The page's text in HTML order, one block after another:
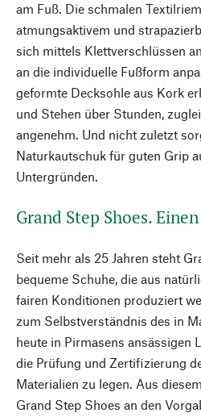
am Fuß. Die schmalen
atmungsaktivem und
sich mittels Klettverschlüssen
an die individuelle Fußform
geformte Decksohle aus Kork
und Stehen über Stunden,
angenehm. Und nicht zuletzt
Naturkautschuk für guten Grip
Untergründen.
Grand Step Shoes.
Seit mehr als 25 Jahren steht
bequeme Schuhe, die aus
fairen Konditionen produziert
zum Selbstverständnis des in
heute in Pirmasens ansässigen
die Prüfung und Zertifizierung
Materialien zu legen. Aus
Grand Step Shoes an den